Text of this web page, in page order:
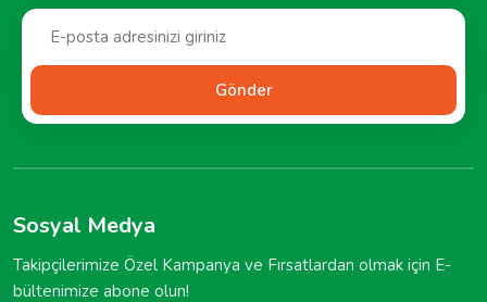
Gönder
Sosyal Medya
Takipçilerimize Özel Kampanya ve Fırsatlardan olmak için E-
bültenimize abone olun!